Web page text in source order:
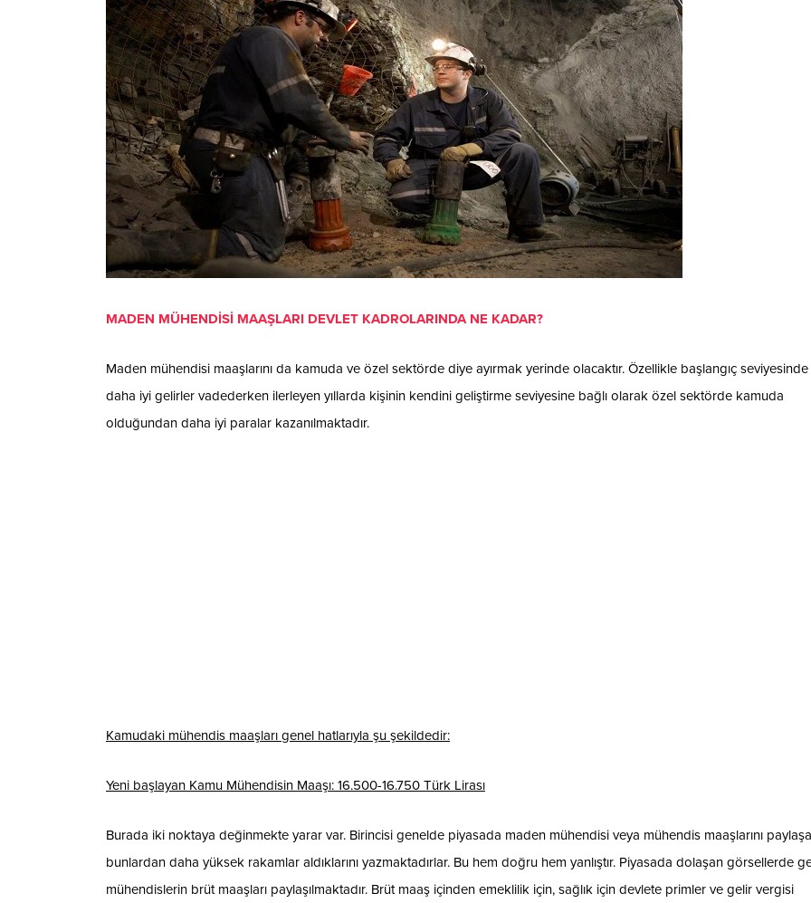
MADEN MÜHENDİSİ MAAŞLARI DEVLET KADROLARINDA NE KADAR?
Maden mühendisi maaşlarını da kamuda ve özel sektörde diye ayırmak yerinde olacaktır. Özellikle başlangıç
daha iyi gelirler vadederken ilerleyen yıllarda kişinin kendini geliştirme seviyesine bağlı olarak özel sektörde kamuda
olduğundan daha iyi paralar kazanılmaktadır.
Kamudaki mühendis maaşları genel hatlarıyla şu şekildedir:
Yeni başlayan Kamu Mühendisin Maaşı: 16.500-16.750 Türk Lirası
Burada iki noktaya değinmekte yarar var. Birincisi genelde piyasada maden mühendisi veya mühendis maaşlarını
bunlardan daha yüksek rakamlar aldıklarını yazmaktadırlar. Bu hem doğru hem yanlıştır. Piyasada dolaşan görsellerde
mühendislerin brüt maaşları paylaşılmaktadır. Brüt maaş içinden emeklilik için, sağlık için devlete primler ve gelir vergisi